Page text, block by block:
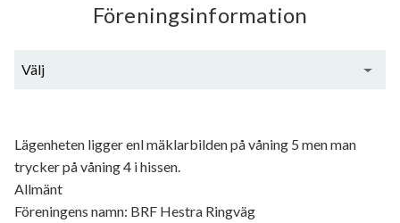
Föreningsinformation
Välj
Lägenheten ligger enl mäklarbilden på våning 5 men man
trycker på våning 4 i hissen.
Allmänt
Föreningens namn: BRF Hestra Ringväg